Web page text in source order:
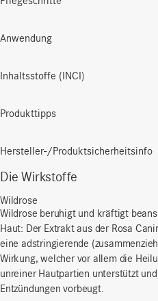
Anwendung
Inhaltsstoffe (INCI)
Produkttipps
Hersteller-/Produktsicherheitsinfo
Die Wirkstoffe
Wildrose
Wildrose beruhigt und kräftigt
Haut: Der Extrakt aus der Rosa
eine adstringierende
Wirkung, welcher vor allem die
unreiner Hautpartien unterstützt
Entzündungen vorbeugt.